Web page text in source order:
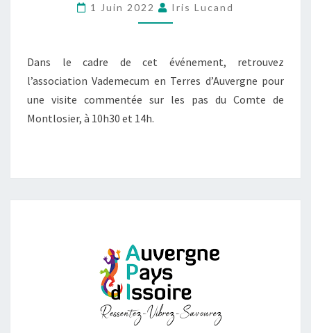
1 Juin 2022 Iris Lucand
Dans le cadre de cet événement, retrouvez
l’association Vademecum en Terres d’Auvergne pour
une visite commentée sur les pas du Comte de
Montlosier, à 10h30 et 14h.